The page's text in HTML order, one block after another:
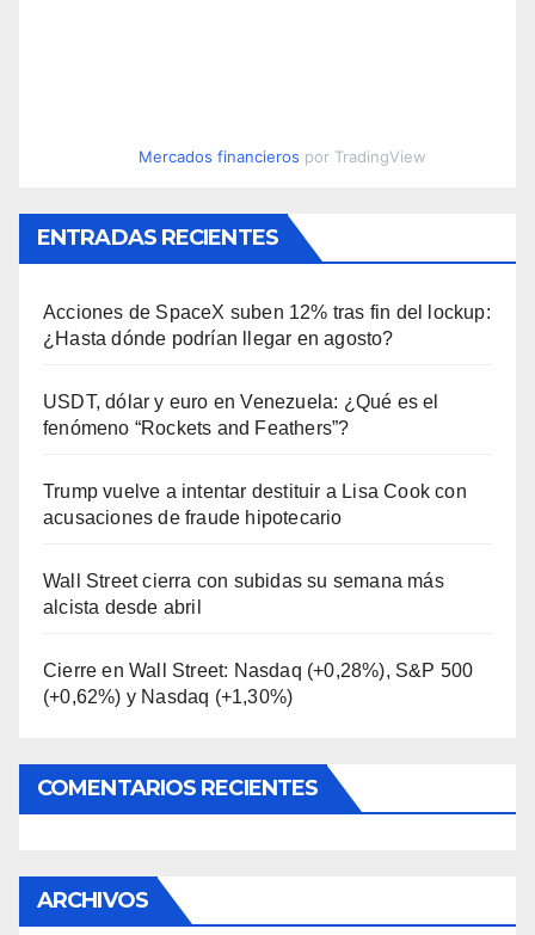
Mercados financieros por TradingView
ENTRADAS RECIENTES
Acciones de SpaceX suben 12% tras fin del lockup:
¿Hasta dónde podrían llegar en agosto?
USDT, dólar y euro en Venezuela: ¿Qué es el
fenómeno “Rockets and Feathers”?
Trump vuelve a intentar destituir a Lisa Cook con
acusaciones de fraude hipotecario
Wall Street cierra con subidas su semana más
alcista desde abril
Cierre en Wall Street: Nasdaq (+0,28%), S&P 500
(+0,62%) y Nasdaq (+1,30%)
COMENTARIOS RECIENTES
ARCHIVOS